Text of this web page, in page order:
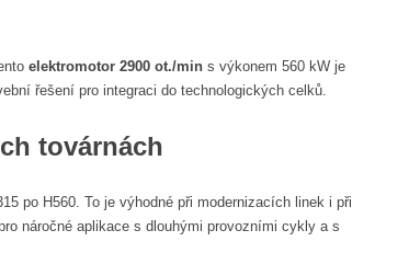
elektromotor 2900 ot./min s výkonem 560 kW je
řešení pro integraci do technologických celků.
továrnách
po H560. To je výhodné při modernizacích linek i při
náročné aplikace s dlouhými provozními cykly a s